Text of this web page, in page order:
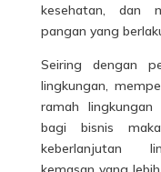
kesehatan, dan
pangan yang
Seiring dengan
lingkungan,
ramah
bagi bisnis
keberlanjutan